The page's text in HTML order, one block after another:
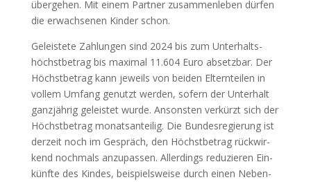
über­ge­hen. Mit einem Part­ner zusam­men­le­ben dür­fen
die erwach­se­nen Kin­der schon.
Geleis­te­te Zah­lun­gen sind 2024 bis zum Unter­halts­
höchst­be­trag bis maxi­mal 11.604 Euro absetz­bar. Der
Höchst­be­trag kann jeweils von bei­den Eltern­tei­len in
vol­lem Umfang genutzt wer­den, sofern der Unter­halt
ganz­jäh­rig geleis­tet wur­de. Ansons­ten ver­kürzt sich der
Höchst­be­trag monats­an­tei­lig. Die Bun­des­re­gie­rung ist
der­zeit noch im Gespräch, den Höchst­be­trag rück­wir­
kend noch­mals anzu­pas­sen. Aller­dings redu­zie­ren Ein­
künf­te des Kin­des, bei­spiels­wei­se durch einen Neben­